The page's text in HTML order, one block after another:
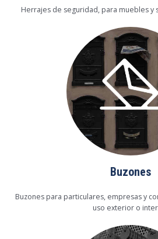
Herrajes de seguridad, para muebles y
Buzones
Buzones para particulares, empresas y
uso exterior o